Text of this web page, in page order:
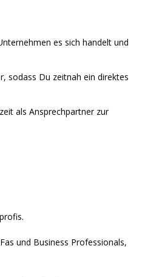
es sich handelt und
sodass Du zeitnah ein direktes
als Ansprechpartner zur
und Business Professionals,